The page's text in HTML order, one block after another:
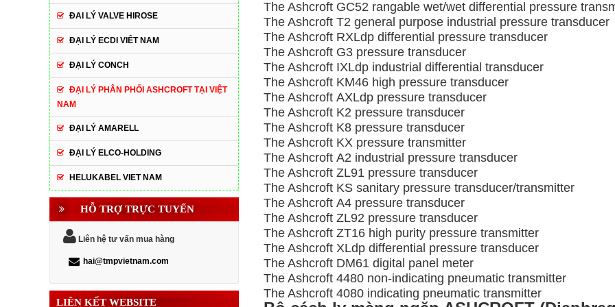
The Ashcroft GC52 rangable wet/wet differential pressure
The Ashcroft T2 general purpose industrial pressure transducer
The Ashcroft RXLdp differential pressure transducer
The Ashcroft G3 pressure transducer
The Ashcroft IXLdp industrial differential transducer
The Ashcroft KM46 high pressure transducer
The Ashcroft AXLdp pressure transducer
The Ashcroft K2 pressure transducer
The Ashcroft K8 pressure transducer
The Ashcroft KX pressure transmitter
The Ashcroft A2 industrial pressure transducer
The Ashcroft ZL91 pressure transducer
The Ashcroft KS sanitary pressure transducer/transmitter
The Ashcroft A4 pressure transducer
The Ashcroft ZL92 pressure transducer
The Ashcroft ZT16 high purity pressure transmitter
The Ashcroft XLdp differential pressure transducer
The Ashcroft DM61 digital panel meter
The Ashcroft 4480 non-indicating pneumatic transmitter
The Ashcroft 4080 indicating pneumatic transmitter
ĐAI LÝ VALVE HIROSE
ĐẠI LÝ ECDI VIÊT NAM
ĐẠI LÝ CONCH
ĐẠI LÝ PHÂN PHỐI ASHCROFT TẠI VIỆT
NAM
ĐẠI LÝ AMARELL
ĐẠI LÝ ELCO-HOLDING
HELUKABEL VIET NAM
HỖ TRỢ TRỰC TUYẾN
Liên hệ tư vấn mua hàng
hai@tmpvietnam.com
LIÊN KẾT WEBSITE